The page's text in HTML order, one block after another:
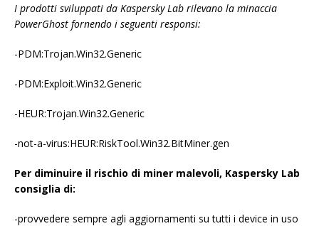
I prodotti sviluppati da Kaspersky Lab rilevano la minaccia
PowerGhost fornendo i seguenti responsi:
-PDM:Trojan.Win32.Generic
-PDM:Exploit.Win32.Generic
-HEUR:Trojan.Win32.Generic
-not-a-virus:HEUR:RiskTool.Win32.BitMiner.gen
Per diminuire il rischio di miner malevoli, Kaspersky Lab
consiglia di:
-provvedere sempre agli aggiornamenti su tutti i device in uso